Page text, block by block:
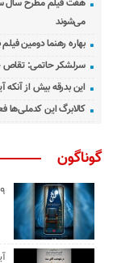
هفت فیلم مطرح سال
می‌شوند
بهاره رهنما دومین
سرلشکر حاتمی: تقاص
این بدرقه بیش از
کالابرگ این کدملی‌ها
گوناگون
۷۵۹